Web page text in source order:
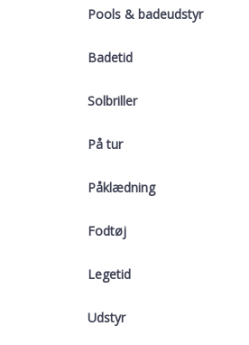
Pools & badeudstyr
Badetid
Solbriller
På tur
Påklædning
Fodtøj
Legetid
Udstyr